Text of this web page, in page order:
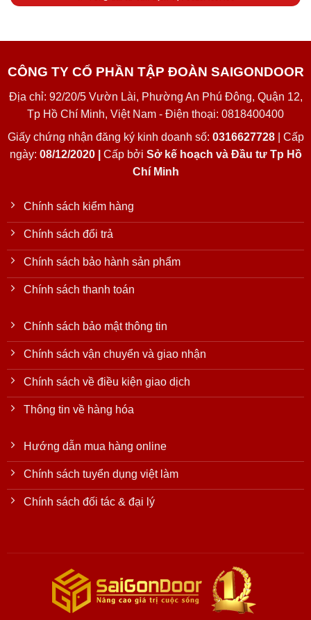
CÔNG TY CỔ PHẦN TẬP ĐOÀN SAIGONDOOR
Địa chỉ: 92/20/5 Vườn Lài, Phường An Phú Đông, Quận 12,
Tp Hồ Chí Minh, Việt Nam - Điện thoại: 0818400400
Giấy chứng nhận đăng ký kinh doanh số: 0316627728| Cấp
ngày: 08/12/2020 | Cấp bởi Sở kế hoạch và Đầu tư Tp Hồ
Chí Minh
Chính sách kiểm hàng
Chính sách đổi trả
Chính sách bảo hành sản phẩm
Chính sách thanh toán
Chính sách bảo mật thông tin
Chính sách vận chuyển và giao nhận
Chính sách về điều kiện giao dịch
Thông tin về hàng hóa
Hướng dẫn mua hàng online
Chính sách tuyển dụng việt làm
Chính sách đối tác & đại lý